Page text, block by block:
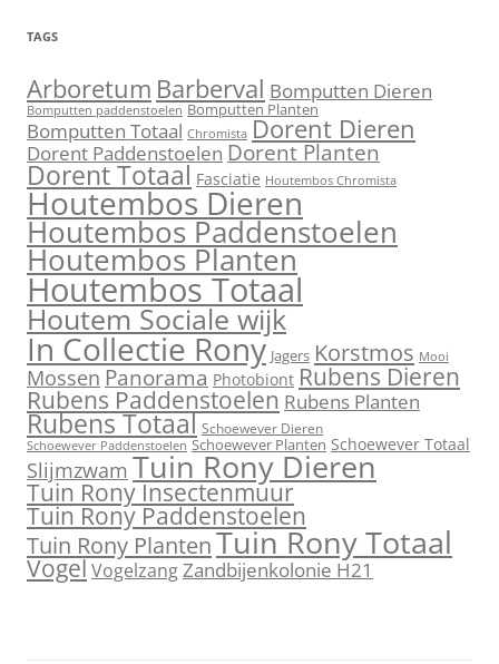
TAGS
Arboretum Barberval Bomputten Dieren
Bomputten paddenstoelen Bomputten Planten
Bomputten Totaal Chromista Dorent Dieren
Dorent Paddenstoelen Dorent Planten
Dorent Totaal Fasciatie Houtembos Chromista
Houtembos Dieren
Houtembos Paddenstoelen
Houtembos Planten
Houtembos Totaal
Houtem Sociale wijk
In Collectie Rony Jagers Korstmos Mooi
Mossen Panorama Photobiont Rubens Dieren
Rubens Paddenstoelen Rubens Planten
Rubens Totaal Schoewever Dieren
Schoewever Paddenstoelen Schoewever Planten Schoewever Totaal
Slijmzwam Tuin Rony Dieren
Tuin Rony Insectenmuur
Tuin Rony Paddenstoelen
Tuin Rony PlantenTuin Rony Totaal
VogelVogelzangZandbijenkolonie H21